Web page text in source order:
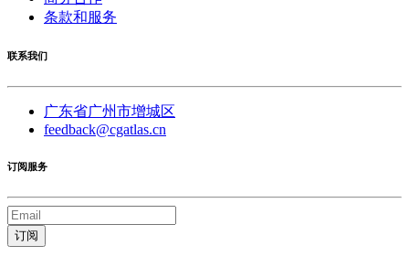
条款和服务
联系我们
广东省广州市增城区
feedback@cgatlas.cn
订阅服务
订阅